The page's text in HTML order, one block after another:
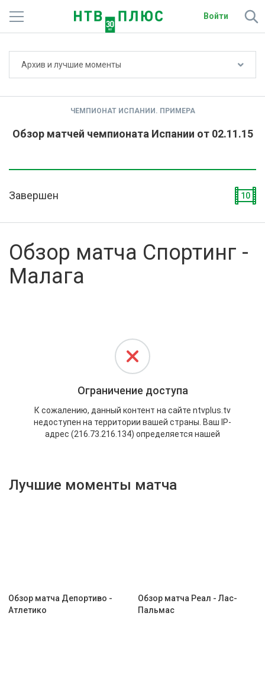
Войти
Спорт
О сайте
Активировать промокод
Архив и лучшие моменты
ЧЕМПИОНАТ ИСПАНИИ. ПРИМЕРА
Обзор матчей чемпионата Испании от 02.11.15
Завершен 10
Обзор матча Спортинг -
Малага
Лучшие моменты матча
Обзор матча Депортиво -
Атлетико
Обзор матча Реал - Лас-
Пальмас